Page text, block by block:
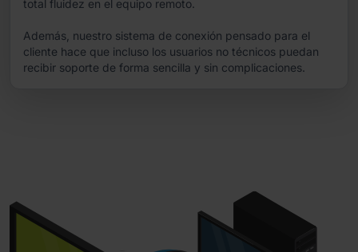
total fluidez en el equipo remoto.
Además, nuestro sistema de conexión pensado para el
cliente hace que incluso los usuarios no técnicos puedan
recibir soporte de forma sencilla y sin complicaciones.